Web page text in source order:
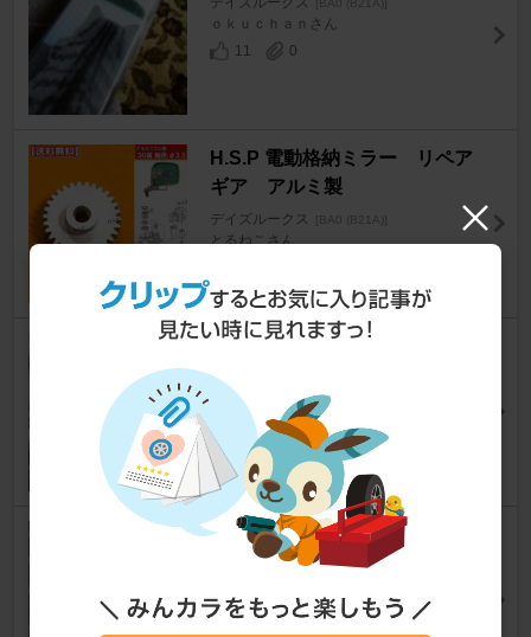
ｏｋｕｃｈａｎさん
11
0
H.S.P 電動格納ミラー リペア
ギア アルミ製
デイズルークス [BA0 (B21A)]
とるねこさん
愛工房 ローダウンモール
デイズルークス
レオ7（レオセブン)さん
有限会社ライトテクニカル TER
AISM EC-13
デイズルークス [BA0 (B21A)]
ゆう@Carlifeさん